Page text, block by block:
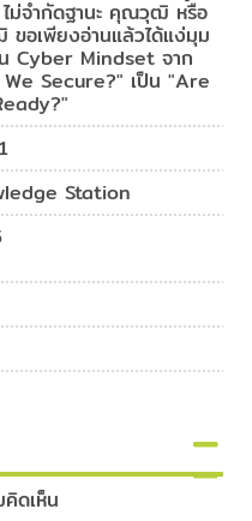
ไม่จำกัดฐานะ คุณวุฒิ หรือ
ขอเพียงอ่านแล้วได้แง่มุม
Cyber Mindset จาก
Secure?" เป็น "Are
Station
ดเห็น